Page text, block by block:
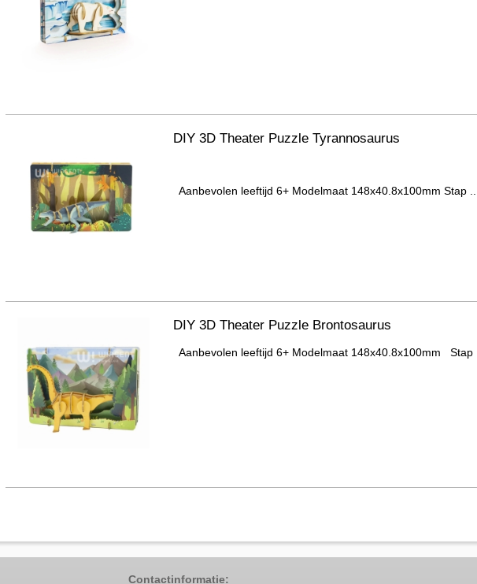
DIY 3D Theater Puzzle Tyrannosaurus
Aanbevolen leeftijd 6+ Modelmaat 148x40.8x100mm Stap
DIY 3D Theater Puzzle Brontosaurus
Aanbevolen leeftijd 6+ Modelmaat 148x40.8x100mm Stap
Contactinformatie: